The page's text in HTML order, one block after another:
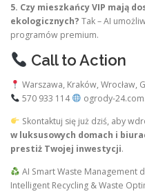
5. Czy mieszkańcy VIP mają
ekologicznych? Tak – AI
programów premium.
Call to Action
Warszawa, Kraków, Wrocław,
570 933 114
ogrody-
Skontaktuj się już dziś, aby
w luksusowych domach i
prestiż Twojej inwestycji.
AI Smart Waste Management
Intelligent Recycling & Waste